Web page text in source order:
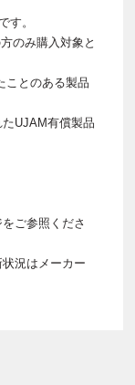
す。
のみ購入対象と
ことのある製品
UJAM有償製品
ご参照くださ
況はメーカー